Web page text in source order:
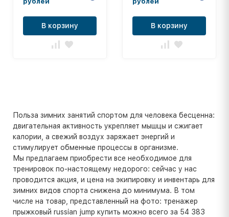
В корзину В корзину
Польза зимних занятий спортом для человека бесценна:
двигательная активность укрепляет мышцы и сжигает
калории, а свежий воздух заряжает энергий и
стимулирует обменные процессы в организме.
Мы предлагаем приобрести все необходимое для
тренировок по-настоящему недорого: сейчас у нас
проводится акция, и цена на экипировку и инвентарь для
зимних видов спорта снижена до минимума. В том
числе на товар, представленный на фото: тренажер
прыжковый russian jump купить можно всего за 54 383